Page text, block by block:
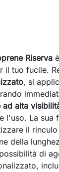
Riserva
il tuo fucile.
, si
ad alta
l'uso. La sua
il
della
di